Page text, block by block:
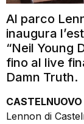
Al parco
inaugura
“Neil Young
fino al live
Damn Truth.
Lennon di